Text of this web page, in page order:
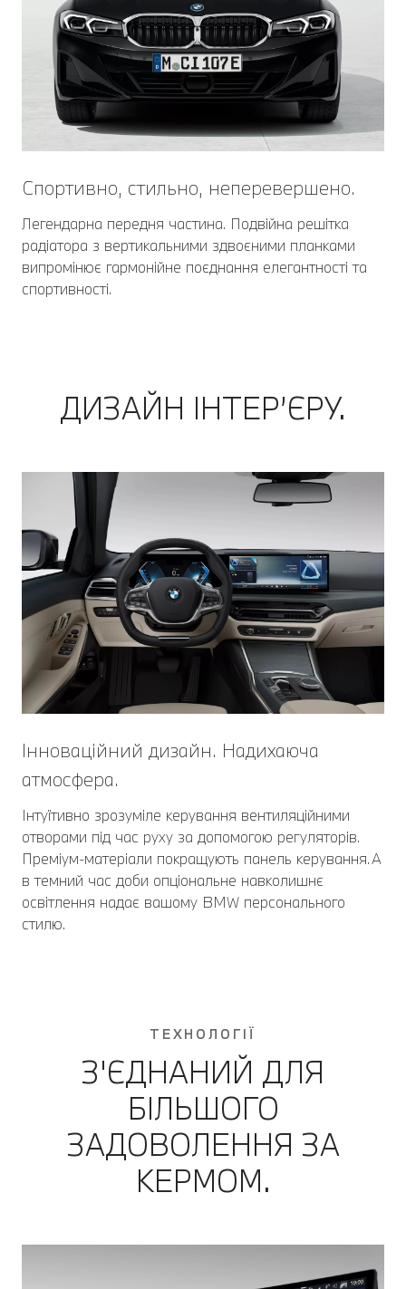
Спортивно, стильно, неперевершено.
Легендарна передня частина. Подвійна решітка
радіатора з вертикальними здвоєними планками
випромінює гармонійне поєднання елегантності та
спортивності.
ДИЗАЙН ІНТЕР’ЄРУ.
Інноваційний дизайн. Надихаюча
атмосфера.
Інтуїтивно зрозуміле керування вентиляційними
отворами під час руху за допомогою регуляторів.
Преміум-матеріали покращують панель керування. А
в темний час доби опціональне навколишнє
освітлення надає вашому BMW персонального
стилю.
ТЕХНОЛОГІЇ
З'ЄДНАНИЙ ДЛЯ
БІЛЬШОГО
ЗАДОВОЛЕННЯ ЗА
КЕРМОМ.